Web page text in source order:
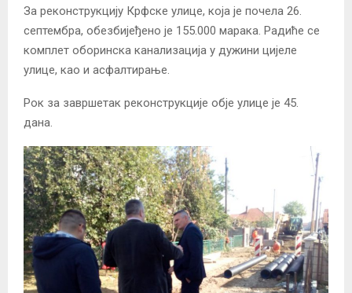
За реконструкцију Крфске улице, која је почела 26.
септембра, обезбијеђено је 155.000 марака. Радиће се
комплет оборинска канализација у дужини цијеле
улице, као и асфалтирање.
Рок за завршетак реконструкције обје улице је 45.
дана.